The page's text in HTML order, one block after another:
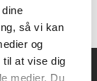
så vi kan
og
til at vise dig
medier. Du